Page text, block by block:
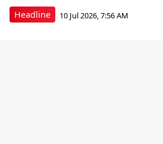
Headline 10 Jul 2026, 7:56 AM